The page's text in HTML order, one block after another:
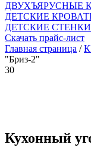
ДВУХЪЯРУСНЫЕ
ДЕТСКИЕ
ДЕТСКИЕ
Скачать прайс-лист
Главная страница /
"Бриз-2"
30
Кухонный